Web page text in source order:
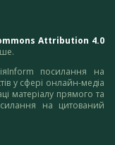
Attribution 4.0
посилання на
у сфері онлайн-медіа
матеріалу прямого та
на цитований